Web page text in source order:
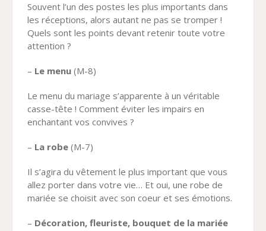
Souvent l’un des postes les plus importants dans
les réceptions, alors autant ne pas se tromper !
Quels sont les points devant retenir toute votre
attention ?
– Le menu (M-8)
Le menu du mariage s’apparente à un véritable
casse-tête ! Comment éviter les impairs en
enchantant vos convives ?
– La robe (M-7)
Il s’agira du vêtement le plus important que vous
allez porter dans votre vie… Et oui, une robe de
mariée se choisit avec son coeur et ses émotions.
– Décoration, fleuriste, bouquet de la mariée